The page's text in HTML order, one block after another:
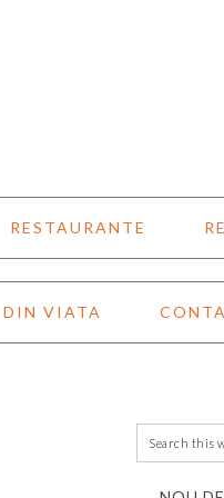
RESTAURANTE
DIN VIATA